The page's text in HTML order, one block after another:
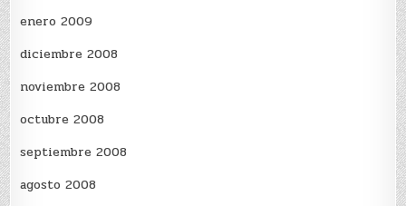
enero 2009
diciembre 2008
noviembre 2008
octubre 2008
septiembre 2008
agosto 2008